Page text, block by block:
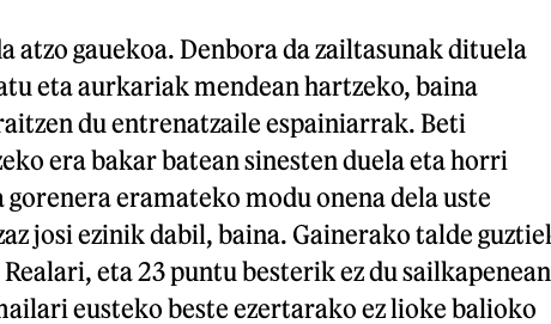
atzo gauekoa. Denbora da zailtasunak dituela
eta aurkariak mendean hartzeko, baina
du entrenatzaile espainiarrak. Beti
era bakar batean sinesten duela eta horri
gorenera eramateko modu onena dela uste
josi ezinik dabil, baina. Gainerako talde
eta 23 puntu besterik ez du
eusteko beste ezertarako ez lioke balioko